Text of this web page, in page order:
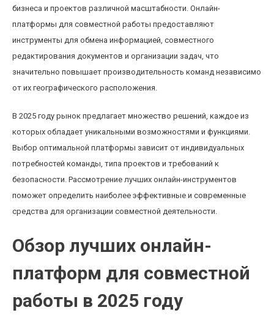
бизнеса и проектов различной масштабности. Онлайн-
платформы для совместной работы предоставляют
инструменты для обмена информацией, совместного
редактирования документов и организации задач, что
значительно повышает производительность команд независимо
от их географического расположения.
В 2025 году рынок предлагает множество решений, каждое из
которых обладает уникальными возможностями и функциями.
Выбор оптимальной платформы зависит от индивидуальных
потребностей команды, типа проектов и требований к
безопасности. Рассмотрение лучших онлайн-инструментов
поможет определить наиболее эффективные и современные
средства для организации совместной деятельности.
Обзор лучших онлайн-
платформ для совместной
работы в 2025 году